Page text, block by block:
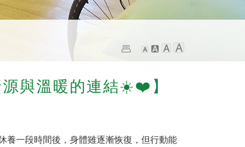
與溫暖的連結☀️❤️】
養一段時間後，身體雖逐漸恢復，但行動能